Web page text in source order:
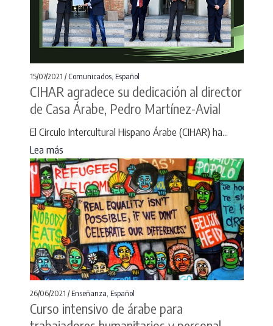
15/07/2021 /Comunicados, Español
CIHAR agradece su dedicación al director
de Casa Árabe, Pedro Martínez-Avial
El Circulo Intercultural Hispano Árabe (CIHAR) ha...
Lea más
26/06/2021 /Enseñanza Español
Curso intensivo de árabe para